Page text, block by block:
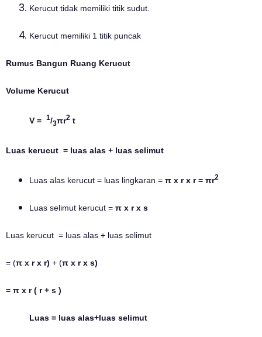
Kerucut tidak memiliki titik sudut.
Kerucut memiliki 1 titik puncak
Rumus Bangun Ruang Kerucut
Volume Kerucut
V = 1/3πr2 t
Luas kerucut = luas alas + luas selimut
Luas alas kerucut = luas lingkaran = π x r x r = πr2
Luas selimut kerucut = π x r x s
Luas kerucut = luas alas + luas selimut
= (π x r x r) + (π x r x s)
= π x r ( r + s )
Luas = luas alas+luas selimut